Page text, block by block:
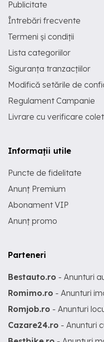
Publicitate
Întrebări frecvente
Termeni și condiții
Lista categoriilor
Siguranța tranzacțiilor
Modifică setările de
Regulament Campanie
Livrare cu verificare colet
Informații utile
Puncte de fidelitate
Anunț Premium
Abonament VIP
Anunț promo
Parteneri
Bestauto.ro - Anunturi
Romimo.ro - Anunturi
Romjob.ro - Anunturi
Cazare24.ro - Anunturi